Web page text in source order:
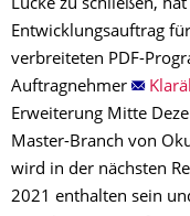
Lücke zu schließen,
Entwicklungsauftrag
verbreiteten PDF-
Auftragnehmer
Erweiterung Mitte
Master-Branch von
wird in der nächsten
2021 enthalten sein